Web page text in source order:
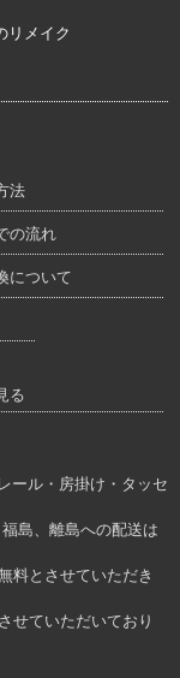
リメイク
法
の流れ
について
る
ール・房掛け・タッセ
島、離島への配送は
料とさせていただき
せていただいており